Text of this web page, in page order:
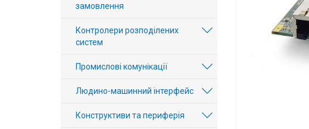
авторизація
замовлення
Контролери розподілених
систем
Промислові комунікації
Людино-машинний інтерфейс
Конструктиви та периферія